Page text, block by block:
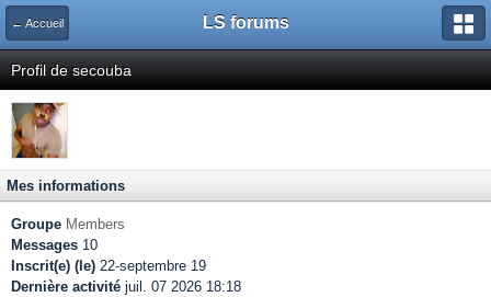
← Accueil LS forums
Profil de secouba
Mes informations
Groupe Members
Messages 10
Inscrit(e) (le) 22-septembre 19
Dernière activité juil. 07 2026 18:18